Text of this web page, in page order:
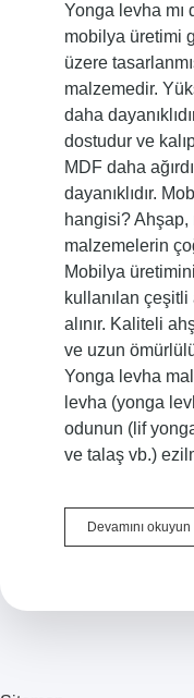
Yonga levha mı
mobilya üretimi
üzere
malzemedir.
daha
dostudur ve
MDF daha
dayanıklıdır.
hangisi? Ahşap,
malzemelerin
Mobilya
kullanılan
alınır. Kaliteli
ve uzun
Yonga levha
levha (yonga
odunun (lif
ve talaş vb.)
Devamını okuyun